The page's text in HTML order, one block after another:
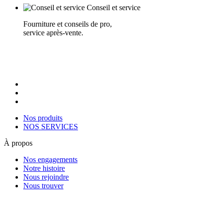
Conseil et service
Fourniture et conseils de pro,
service après-vente.
Nos produits
NOS SERVICES
À propos
Nos engagements
Notre histoire
Nous rejoindre
Nous trouver